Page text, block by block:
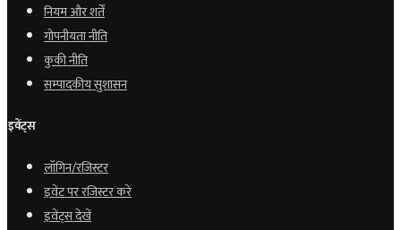
नियम और शर्तें
गोपनीयता नीति
कुकी नीति
सम्पादकीय सुशासन
इवेंट्स
लॉगिन/रजिस्टर
इवेंट पर रजिस्टर करें
इवेंट्स देखें